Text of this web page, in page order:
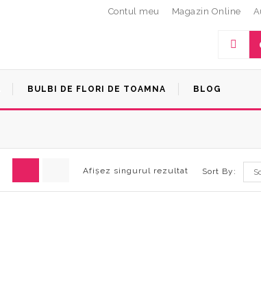
Contul meu Magazin Online
BULBI DE FLORI DE TOAMNA BLOG
Afișez singurul rezultat Sort By: